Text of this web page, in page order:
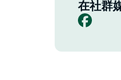
在社群